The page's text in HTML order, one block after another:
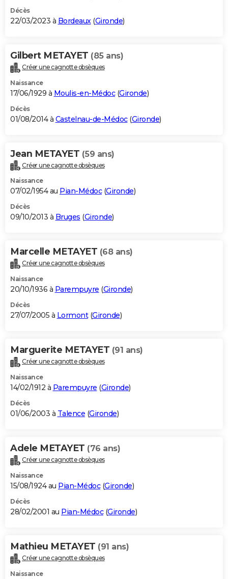
Décès
22/03/2023 à Bordeaux(Gironde)
Gilbert METAYET (85 ans)
Créer une cagnotte obsèques
Naissance
17/06/1929 à Moulis-en-Médoc(Gironde)
Décès
01/08/2014 à Castelnau-de-Médoc(Gironde)
Jean METAYET (59 ans)
Créer une cagnotte obsèques
Naissance
07/02/1954 au Pian-Médoc(Gironde)
Décès
09/10/2013 à Bruges (Gironde)
Marcelle METAYET (68 ans)
Créer une cagnotte obsèques
Naissance
20/10/1936 à Parempuyre (Gironde)
Décès
27/07/2005 à Lormont(Gironde)
Marguerite METAYET (91 ans)
Créer une cagnotte obsèques
Naissance
14/02/1912 à Parempuyre (Gironde)
Décès
01/06/2003 à Talence (Gironde)
Adele METAYET (76 ans)
Créer une cagnotte obsèques
Naissance
15/08/1924 au Pian-Médoc(Gironde)
Décès
28/02/2001 au Pian-Médoc(Gironde)
Mathieu METAYET (91 ans)
Créer une cagnotte obsèques
Naissance